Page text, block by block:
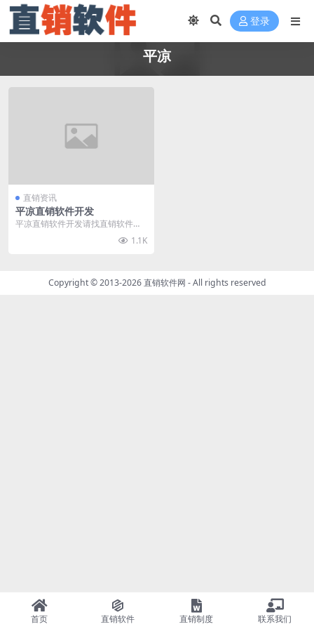
登录
平凉
直销资讯
平凉直销软件开发
平凉直销软件开发请找直销软件
1.1K
Copyright © 2013-2026直销软件网 - All rights reserved
首页 直销软件 直销制度 联系我们